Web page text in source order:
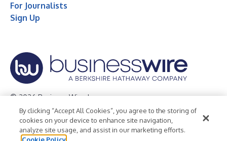
For Journalists
Sign Up
© 2026 Business Wire, Inc.
Privacy Policy Cookie Policy
Accessibility Statement
Terms of Use
Legal
By clicking “Accept All Cookies”, you agree to the storing of
cookies on your device to enhance site navigation,
analyze site usage, and assist in our marketing efforts.